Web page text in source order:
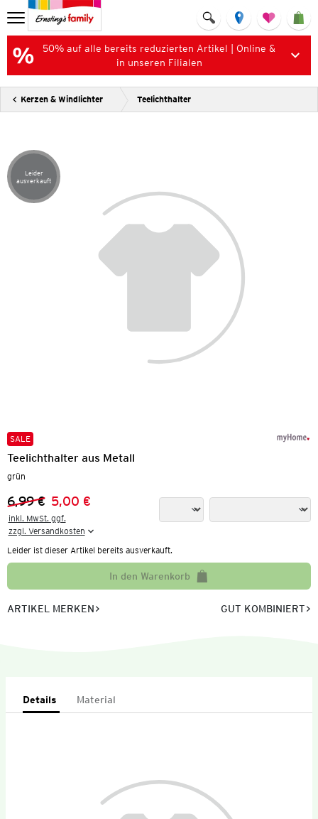
50% auf alle bereits reduzierten Artikel | Online &
in unseren Filialen
Kerzen & Windlichter Teelichthalter
Artikel leider ausverkauft
Leider
ausverkauft
SALE
Teelichthalter aus Metall
grün
Vorheriger Preis:
6,99 €
Neuer Preis:
5,00 €
inkl. MwSt. ggf.
zzgl. Versandkosten
Leider ist dieser Artikel bereits ausverkauft.
In den Warenkorb
ARTIKEL MERKEN GUT KOMBINIERT
Details Material